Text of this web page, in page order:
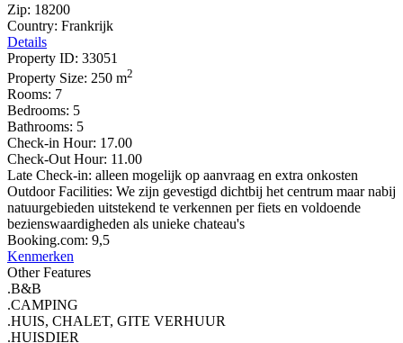
Zip: 18200
Country: Frankrijk
Details
Property ID: 33051
Property Size: 250 m2
Rooms: 7
Bedrooms: 5
Bathrooms: 5
Check-in Hour: 17.00
Check-Out Hour: 11.00
Late Check-in: alleen mogelijk op aanvraag en extra onkosten
Outdoor Facilities: We zijn gevestigd dichtbij het centrum maar nabij
natuurgebieden uitstekend te verkennen per fiets en voldoende
bezienswaardigheden als unieke chateau's
Booking.com: 9,5
Kenmerken
Other Features
.B&B
.CAMPING
.HUIS, CHALET, GITE VERHUUR
.HUISDIER